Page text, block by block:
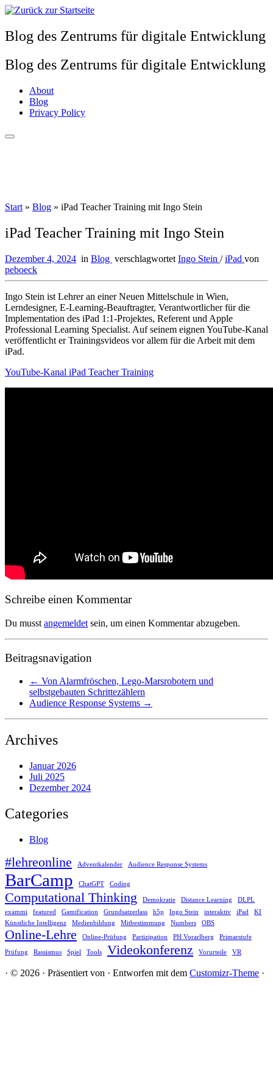
Zum
springen
Blog des Zentrums für digitale Entwicklung
Blog des Zentrums für digitale Entwicklung
About
Blog
Privacy Policy
Start » Blog » iPad Teacher Training mit Ingo Stein
iPad Teacher Training mit Ingo Stein
Dezember 4, 2024 in Blog verschlagwortet Ingo Stein /iPad von
peboeck
Ingo Stein ist Lehrer an einer Neuen Mittelschule in Wien,
Lerndesigner, E-Learning-Beauftragter, Verantwortlicher für die
Implementation des iPad 1:1-Projektes, Referent und Apple
Professional Learning Specialist. Auf seinem eignen YouTube-Kanal
veröffentlicht er Trainingsvideos vor allem für die Arbeit mit dem
iPad.
YouTube-Kanal iPad Teacher Training
Schreibe einen Kommentar
Du musst angemeldet sein, um einen Kommentar abzugeben.
Beitragsnavigation
← Von Alarmfröschen, Lego-Marsrobotern und
selbstgebauten Schrittezählern
Audience Response Systems →
Archives
Januar 2026
Juli 2025
Dezember 2024
Categories
Blog
#lehreonline Adventkalender Audience Response Systems
BarCamp ChatGPT Coding
Computational Thinking Demokratie Distance Learning
DLPL
exammi
featured Gamification Grundsatzerlass h5p Ingo Stein interaktiv iPad
KI
Künstliche Intelligenz
Medienbildung Mitbestimmung Numbers OBS
Online-Lehre Online-Prüfung Partizipation PH Vorarlberg Primarstufe
Prüfung Rassismus Spiel Tools Videokonferenz Vorurteile VR
· © 2026 · Präsentiert von · Entworfen mit dem Customizr-Theme ·